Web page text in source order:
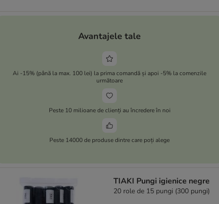
Avantajele tale
Ai -15% (până la max. 100 lei) la prima comandă și apoi -5% la comenzile
următoare
Peste 10 milioane de clienți au încredere în noi
Peste 14000 de produse dintre care poți alege
TIAKI Pungi igienice negre
20 role de 15 pungi (300 pungi)